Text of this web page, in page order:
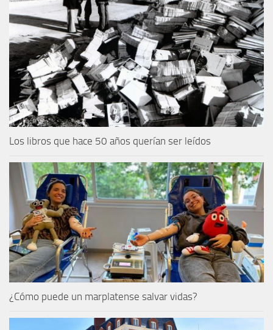
Los libros que hace 50 años querían ser leídos
¿Cómo puede un marplatense salvar vidas?